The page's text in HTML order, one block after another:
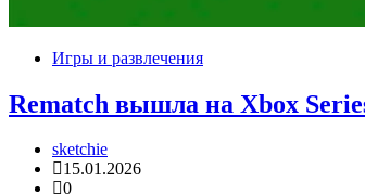
Игры и развлечения
Rematch вышла на Xbox
sketchie
15.01.2026
0